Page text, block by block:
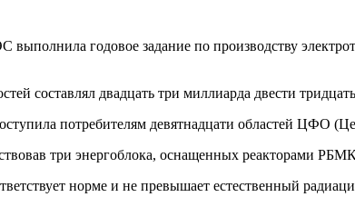
годовое задание по производству
составлял двадцать три миллиарда двести
потребителям девятнадцати областей ЦФО
три энергоблока, оснащенных реакторами
норме и не превышает естественный